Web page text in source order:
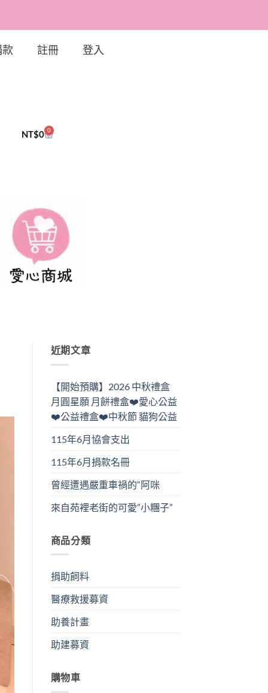
註冊 登入
NT$0 0
近期文章
【開始預購】2026 中秋禮盒
月圓星願 月餅禮盒❤️愛心公益
❤️公益禮盒❤️中秋節 貓狗公益
115年6月協會支出
115年6月捐款名冊
曾經遭遇嚴重車禍的“阿咪
來自苑裡老街的可愛”小糰子”
商品分類
捐助飼料
醫療救援募資
助養計畫
助建募資
購物車